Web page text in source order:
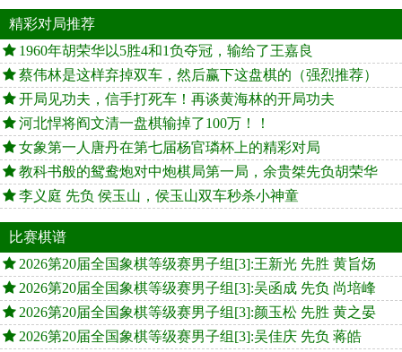
精彩对局推荐
1960年胡荣华以5胜4和1负夺冠，输给了王嘉良
蔡伟林是这样弃掉双车，然后赢下这盘棋的（强烈推荐）
开局见功夫，信手打死车！再谈黄海林的开局功夫
河北悍将阎文清一盘棋输掉了100万！！
女象第一人唐丹在第七届杨官璘杯上的精彩对局
教科书般的鸳鸯炮对中炮棋局第一局，余贵桀先负胡荣华
李义庭 先负 侯玉山，侯玉山双车秒杀小神童
比赛棋谱
2026第20届全国象棋等级赛男子组[3]:王新光 先胜 黄旨炀
2026第20届全国象棋等级赛男子组[3]:吴函成 先负 尚培峰
2026第20届全国象棋等级赛男子组[3]:颜玉松 先胜 黄之晏
2026第20届全国象棋等级赛男子组[3]:吴佳庆 先负 蒋皓